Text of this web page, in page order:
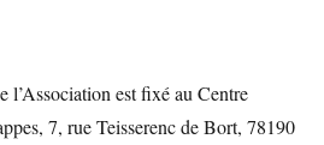
l’Association est fixé au Centre
7, rue Teisserenc de Bort, 78190